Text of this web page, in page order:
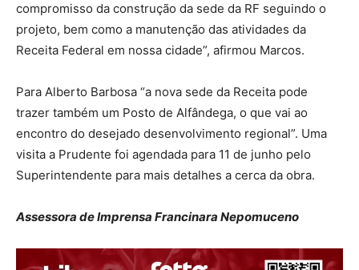
compromisso da construção da sede da RF seguindo o
projeto, bem como a manutenção das atividades da
Receita Federal em nossa cidade”, afirmou Marcos.
Para Alberto Barbosa “a nova sede da Receita pode
trazer também um Posto de Alfândega, o que vai ao
encontro do desejado desenvolvimento regional”. Uma
visita a Prudente foi agendada para 11 de junho pelo
Superintendente para mais detalhes a cerca da obra.
Assessora de Imprensa Francinara Nepomuceno